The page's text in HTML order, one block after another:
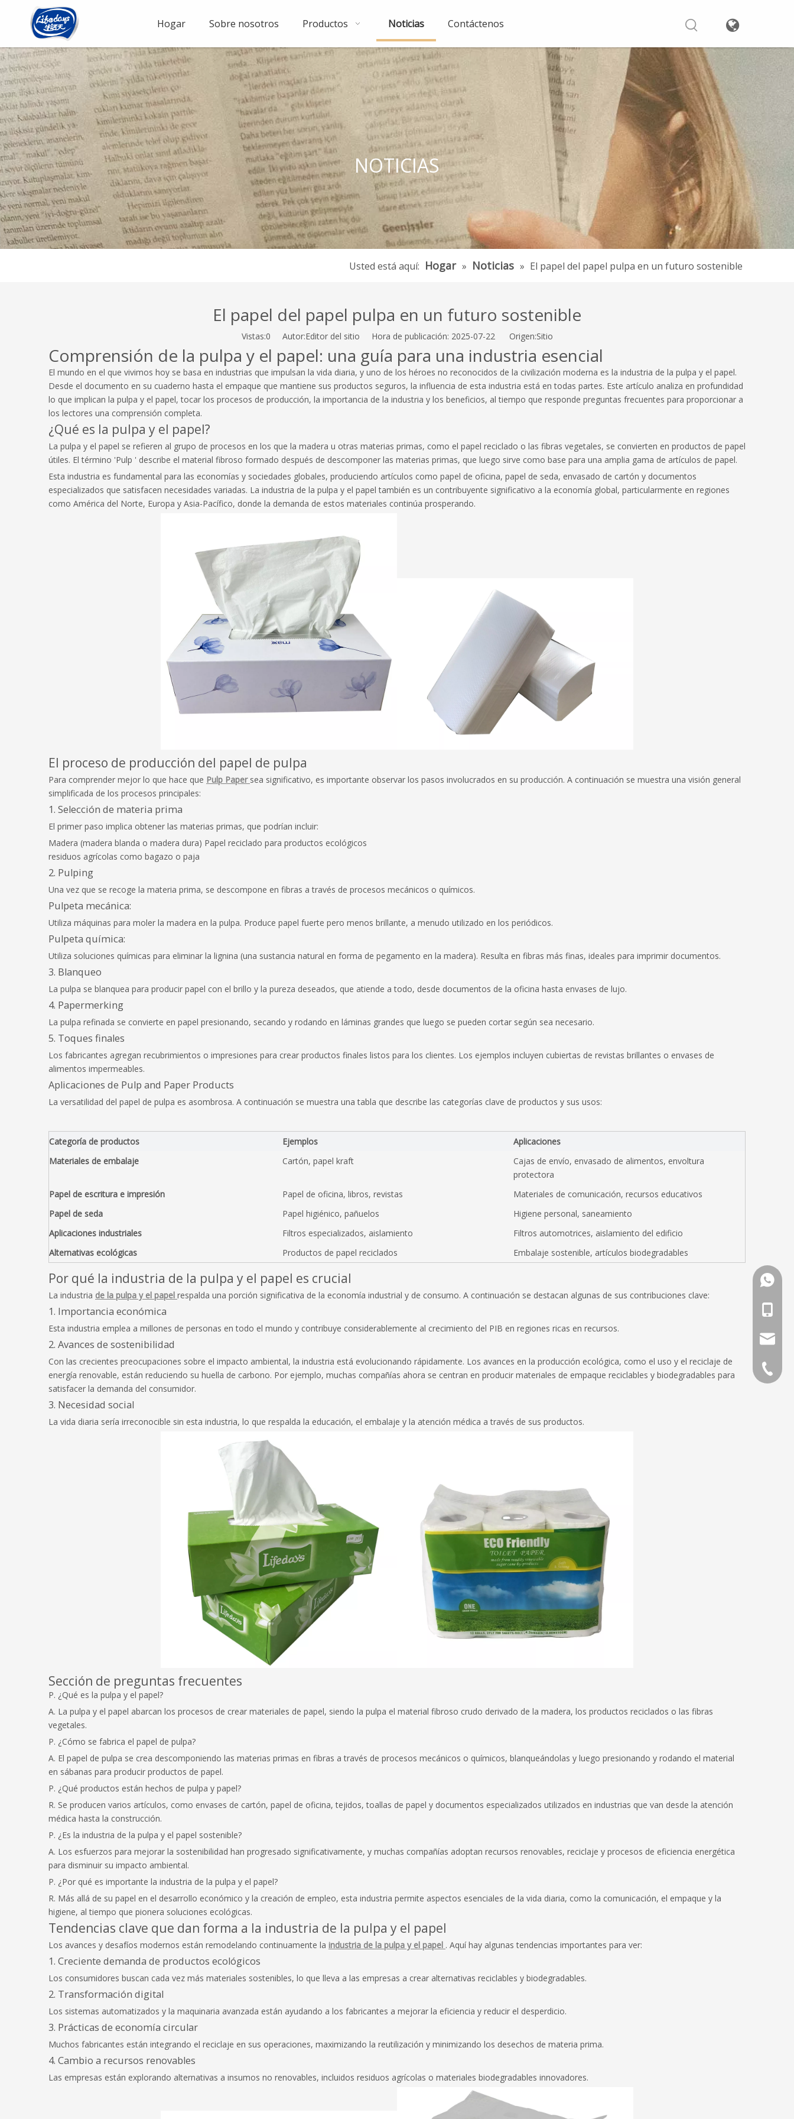
Hogar Sobre nosotros Productos Noticias Contáctenos
NOTICIAS
Usted está aquí: Hogar » Noticias » El papel del papel pulpa en un futuro sostenible
El papel del papel pulpa en un futuro sostenible
Vistas:0 Autor:Editor del sitio Hora de publicación: 2025-07-22 Origen:Sitio
Comprensión de la pulpa y el papel: una guía para una industria esencial
El mundo en el que vivimos hoy se basa en industrias que impulsan la vida diaria, y uno de los héroes no reconocidos de la civilización moderna es la industria de la pulpa y el papel.
Desde el documento en su cuaderno hasta el empaque que mantiene sus productos seguros, la influencia de esta industria está en todas partes. Este artículo analiza en profundidad
lo que implican la pulpa y el papel, tocar los procesos de producción, la importancia de la industria y los beneficios, al tiempo que responde preguntas frecuentes para proporcionar a
los lectores una comprensión completa.
¿Qué es la pulpa y el papel?
La pulpa y el papel se refieren al grupo de procesos en los que la madera u otras materias primas, como el papel reciclado o las fibras vegetales, se convierten en productos de papel
útiles. El término 'Pulp ' describe el material fibroso formado después de descomponer las materias primas, que luego sirve como base para una amplia gama de artículos de papel.
Esta industria es fundamental para las economías y sociedades globales, produciendo artículos como papel de oficina, papel de seda, envasado de cartón y documentos
especializados que satisfacen necesidades variadas. La industria de la pulpa y el papel también es un contribuyente significativo a la economía global, particularmente en regiones
como América del Norte, Europa y Asia-Pacífico, donde la demanda de estos materiales continúa prosperando.
El proceso de producción del papel de pulpa
Para comprender mejor lo que hace que Pulp Paper sea significativo, es importante observar los pasos involucrados en su producción. A continuación se muestra una visión general
simplificada de los procesos principales:
1. Selección de materia prima
El primer paso implica obtener las materias primas, que podrían incluir:
Madera (madera blanda o madera dura) Papel reciclado para productos ecológicos
residuos agrícolas como bagazo o paja
2. Pulping
Una vez que se recoge la materia prima, se descompone en fibras a través de procesos mecánicos o químicos.
Pulpeta mecánica:
Utiliza máquinas para moler la madera en la pulpa. Produce papel fuerte pero menos brillante, a menudo utilizado en los periódicos.
Pulpeta química:
Utiliza soluciones químicas para eliminar la lignina (una sustancia natural en forma de pegamento en la madera). Resulta en fibras más finas, ideales para imprimir documentos.
3. Blanqueo
La pulpa se blanquea para producir papel con el brillo y la pureza deseados, que atiende a todo, desde documentos de la oficina hasta envases de lujo.
4. Papermerking
La pulpa refinada se convierte en papel presionando, secando y rodando en láminas grandes que luego se pueden cortar según sea necesario.
5. Toques finales
Los fabricantes agregan recubrimientos o impresiones para crear productos finales listos para los clientes. Los ejemplos incluyen cubiertas de revistas brillantes o envases de
alimentos impermeables.
Aplicaciones de Pulp and Paper Products
La versatilidad del papel de pulpa es asombrosa. A continuación se muestra una tabla que describe las categorías clave de productos y sus usos:
Categoría de productos Ejemplos
Aplicaciones
Materiales de embalaje
Cartón, papel kraft
Cajas de envío, envasado de alimentos, envoltura
protectora
Papel de escritura e impresión
Papel de oficina, libros, revistas
Materiales de comunicación, recursos educativos
Papel de seda
Papel higiénico, pañuelos
Higiene personal, saneamiento
Aplicaciones industriales
Filtros especializados, aislamiento
Filtros automotrices, aislamiento del edificio
Alternativas ecológicas
Productos de papel reciclados Embalaje sostenible, artículos biodegradables
Por qué la industria de la pulpa y el papel es crucial
La industria de la pulpa y el papel respalda una porción significativa de la economía industrial y de consumo. A continuación se destacan algunas de sus contribuciones clave:
1. Importancia económica
Esta industria emplea a millones de personas en todo el mundo y contribuye considerablemente al crecimiento del PIB en regiones ricas en recursos.
2. Avances de sostenibilidad
Con las crecientes preocupaciones sobre el impacto ambiental, la industria está evolucionando rápidamente. Los avances en la producción ecológica, como el uso y el reciclaje de
energía renovable, están reduciendo su huella de carbono. Por ejemplo, muchas compañías ahora se centran en producir materiales de empaque reciclables y biodegradables para
satisfacer la demanda del consumidor.
3. Necesidad social
La vida diaria sería irreconocible sin esta industria, lo que respalda la educación, el embalaje y la atención médica a través de sus productos.
Sección de preguntas frecuentes
P. ¿Qué es la pulpa y el papel?
A. La pulpa y el papel abarcan los procesos de crear materiales de papel, siendo la pulpa el material fibroso crudo derivado de la madera, los productos reciclados o las fibras
vegetales.
P. ¿Cómo se fabrica el papel de pulpa?
A. El papel de pulpa se crea descomponiendo las materias primas en fibras a través de procesos mecánicos o químicos, blanqueándolas y luego presionando y rodando el material
en sábanas para producir productos de papel.
P. ¿Qué productos están hechos de pulpa y papel?
R. Se producen varios artículos, como envases de cartón, papel de oficina, tejidos, toallas de papel y documentos especializados utilizados en industrias que van desde la atención
médica hasta la construcción.
P. ¿Es la industria de la pulpa y el papel sostenible?
A. Los esfuerzos para mejorar la sostenibilidad han progresado significativamente, y muchas compañías adoptan recursos renovables, reciclaje y procesos de eficiencia energética
para disminuir su impacto ambiental.
P. ¿Por qué es importante la industria de la pulpa y el papel?
R. Más allá de su papel en el desarrollo económico y la creación de empleo, esta industria permite aspectos esenciales de la vida diaria, como la comunicación, el empaque y la
higiene, al tiempo que pionera soluciones ecológicas.
Tendencias clave que dan forma a la industria de la pulpa y el papel
Los avances y desafíos modernos están remodelando continuamente la industria de la pulpa y el papel . Aquí hay algunas tendencias importantes para ver:
1. Creciente demanda de productos ecológicos
Los consumidores buscan cada vez más materiales sostenibles, lo que lleva a las empresas a crear alternativas reciclables y biodegradables.
2. Transformación digital
Los sistemas automatizados y la maquinaria avanzada están ayudando a los fabricantes a mejorar la eficiencia y reducir el desperdicio.
3. Prácticas de economía circular
Muchos fabricantes están integrando el reciclaje en sus operaciones, maximizando la reutilización y minimizando los desechos de materia prima.
4. Cambio a recursos renovables
Las empresas están explorando alternativas a insumos no renovables, incluidos residuos agrícolas o materiales biodegradables innovadores.